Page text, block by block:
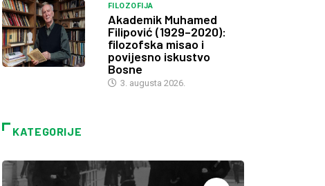
FILOZOFIJA
Akademik Muhamed
Filipović (1929–2020):
filozofska misao i
povijesno iskustvo
Bosne
3. augusta 2026.
KATEGORIJE